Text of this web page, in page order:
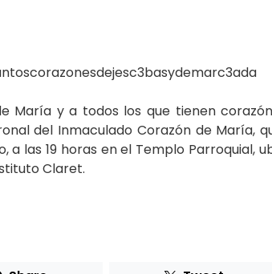
María y a todos los que tienen
del Inmaculado Corazón de María,
a las 19 horas en el Templo Parroquial,
Claret.